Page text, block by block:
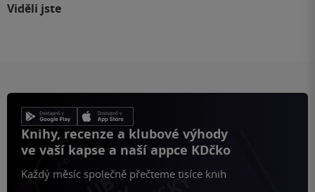
Viděli jste
Knihy, recenze a klubové výhody
ve vaší kapse a naší appce KDčko
Každý měsíc společně přečteme tisíce knih